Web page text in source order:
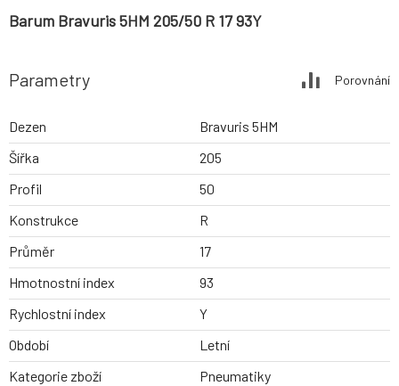
Barum Bravuris 5HM 205/50 R 17 93Y
Parametry Porovnání
Dezen
Bravuris 5HM
Šířka
205
Profil
50
Konstrukce
R
Průměr
17
Hmotnostní index
93
Rychlostní index
Y
Období
Letní
Kategorie zboží
Pneumatiky